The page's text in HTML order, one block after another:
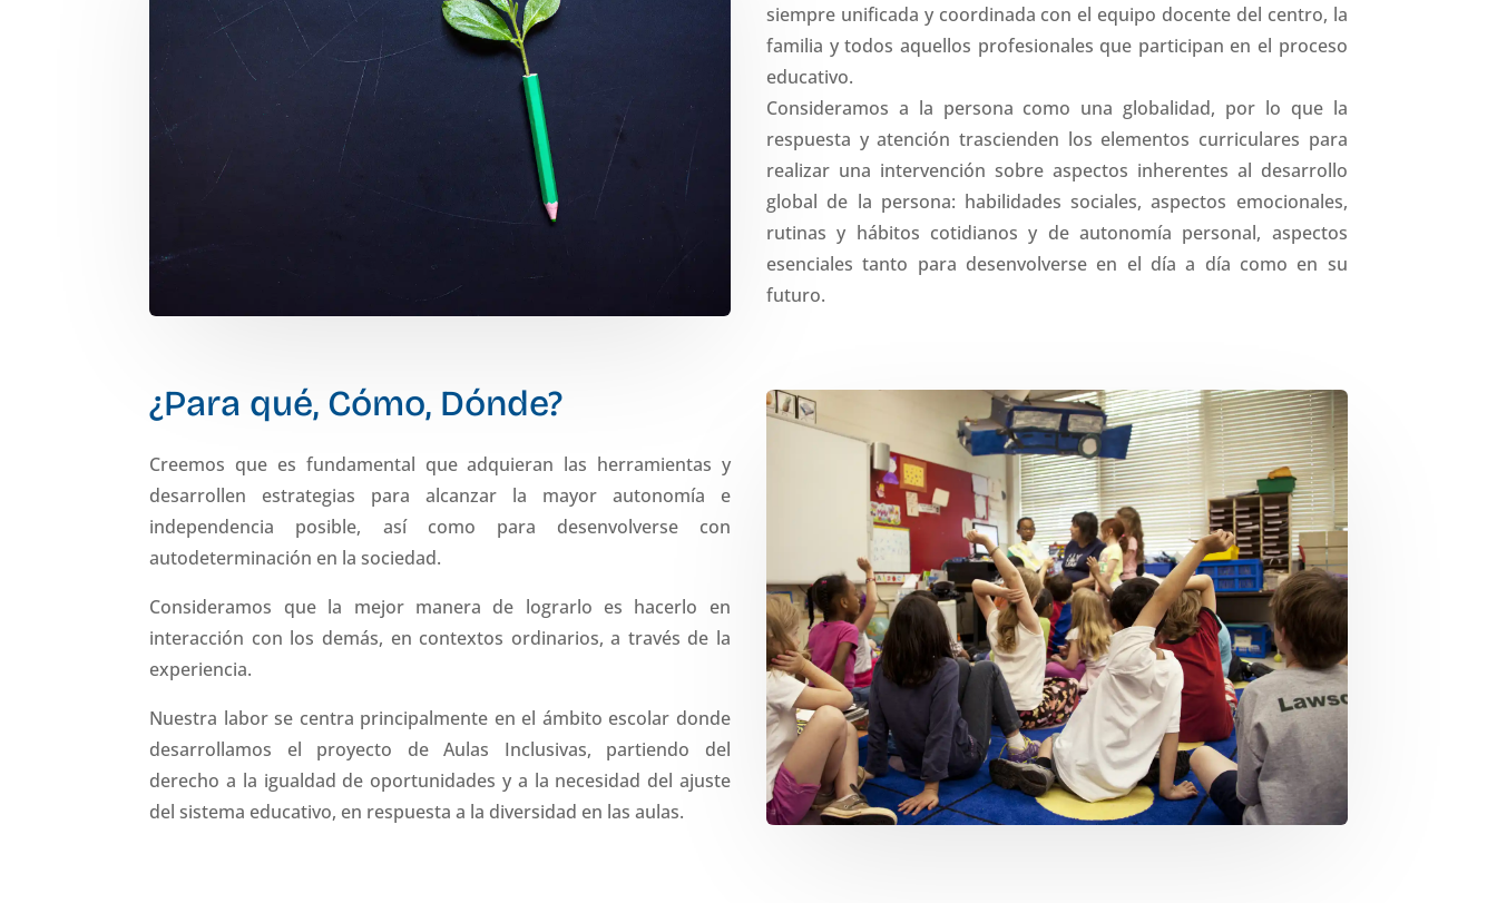
siempre unificada y coordinada con el equipo docente del centro, la
familia y todos aquellos profesionales que participan en el proceso
educativo.
Consideramos a la persona como una globalidad, por lo que la
respuesta y atención trascienden los elementos curriculares para
realizar una intervención sobre aspectos inherentes al desarrollo
global de la persona: habilidades sociales, aspectos emocionales,
rutinas y hábitos cotidianos y de autonomía personal, aspectos
esenciales tanto para desenvolverse en el día a día como en su
futuro.
¿Para qué, Cómo, Dónde?
Creemos que es fundamental que adquieran las herramientas y
desarrollen estrategias para alcanzar la mayor autonomía e
independencia posible, así como para desenvolverse con
autodeterminación en la sociedad.
Consideramos que la mejor manera de lograrlo es hacerlo en
interacción con los demás, en contextos ordinarios, a través de la
experiencia.
Nuestra labor se centra principalmente en el ámbito escolar donde
desarrollamos el proyecto de Aulas Inclusivas, partiendo del
derecho a la igualdad de oportunidades y a la necesidad del ajuste
del sistema educativo, en respuesta a la diversidad en las aulas.